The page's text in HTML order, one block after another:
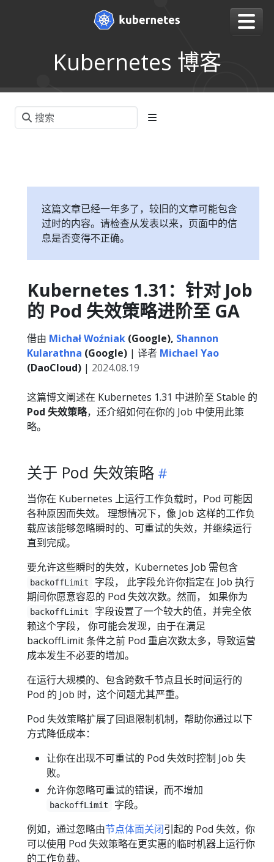
Kubernetes 博客
这篇文章已经一年多了，较旧的文章可能包含
过时的内容。请检查从发表以来，页面中的信
息是否变得不正确。
Kubernetes 1.31：针对 Job
的 Pod 失效策略进阶至 GA
借由 Michał Woźniak (Google), Shannon
Kularathna (Google) | 译者 Michael Yao
(DaoCloud) | 2024.08.19
这篇博文阐述在 Kubernetes 1.31 中进阶至 Stable 的
Pod 失效策略，还介绍如何在你的 Job 中使用此策
略。
关于 Pod 失效策略
当你在 Kubernetes 上运行工作负载时，Pod 可能因
各种原因而失效。 理想情况下，像 Job 这样的工作负
载应该能够忽略瞬时的、可重试的失效，并继续运行
直到完成。
要允许这些瞬时的失效，Kubernetes Job 需包含
backoffLimit
字段， 此字段允许你指定在 Job 执行
期间你愿意容忍的 Pod 失效次数。然而， 如果你为
backoffLimit
字段设置了一个较大的值，并完全依
赖这个字段， 你可能会发现，由于在满足
backoffLimit 条件之前 Pod 重启次数太多，导致运营
成本发生不必要的增加。
在运行大规模的、包含跨数千节点且长时间运行的
Pod 的 Job 时，这个问题尤其严重。
Pod 失效策略扩展了回退限制机制，帮助你通过以下
方式降低成本：
让你在出现不可重试的 Pod 失效时控制 Job 失
败。
允许你忽略可重试的错误，而不增加
backoffLimit
字段。
例如，通过忽略由节点体面关闭引起的 Pod 失效，你
可以使用 Pod 失效策略在更实惠的临时机器上运行你
的工作负载。